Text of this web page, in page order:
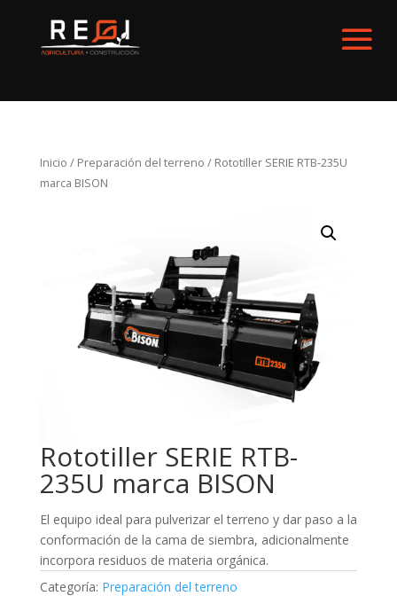
Inicio / Preparación del terreno / Rototiller SERIE RTB-235U
marca BISON
Rototiller SERIE RTB-
235U marca BISON
El equipo ideal para pulverizar el terreno y dar paso a la
conformación de la cama de siembra, adicionalmente
incorpora residuos de materia orgánica.
Categoría: Preparación del terreno